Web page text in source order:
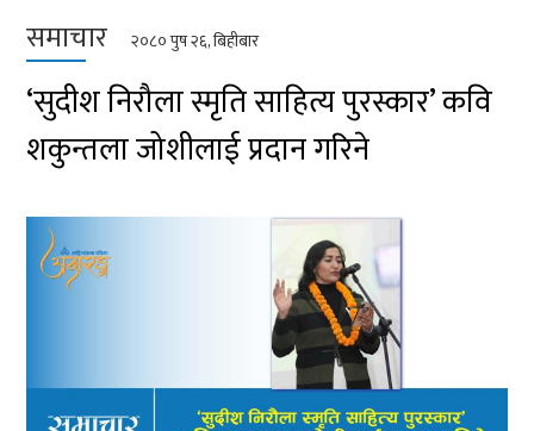
समाचार २०८० पुष २६, बिहीबार
‘सुदीश निरौला स्मृति साहित्य पुरस्कार’ कवि
शकुन्तला जोशीलाई प्रदान गरिने